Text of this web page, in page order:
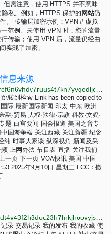
但需注意，使用 HTTPS 并不意味
隐私。例如，HTTPS 保护的 网站仍
。 传输层加密示例：VPN # 虚拟
范例。未使用 VPN 时，您的流量
传输；使用 VPN 后，流量仍经由
实现了加密。
息来源
转到检索 Link has been copied to
际 最新国际新闻 印太 中东 欧洲
·贸易 人权·法律·宗教 科教·文娱·
题 白宫要闻 国会报道 美国之音专
国海争端 关注西藏 关注新疆 纪念
纬 时事大家谈 纵深视角 新闻及采
频 上网 办法 节目表 直播 关注我们
一页 下一页 VOA快讯 美国 中国
2025年9月10日 星期三 FCC：撤
...
录 交易记录 我的发布 我的收藏 使